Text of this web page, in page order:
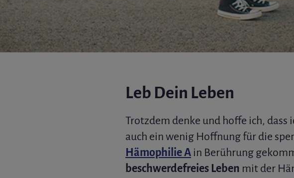
Leb Dein Leben
Trotzdem denke und hoffe ich,
auch ein wenig Hoffnung für die
Hämophilie A in Berührung
beschwerdefreies Leben mit der